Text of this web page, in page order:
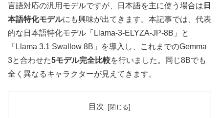
言語対応の汎用モデルですが、日本語を主に使う場合は 日
本語特化モデルにも興味が出てきます。本記事では、代表
的な日本語特化モデル「Llama-3-ELYZA-JP-8B」と
「Llama 3.1 Swallow 8B」を導入し、これまでのGemma
3と合わせた5モデル完全比較を行いました。同じ8Bでも
全く異なるキャラクターが見えてきます。
目次